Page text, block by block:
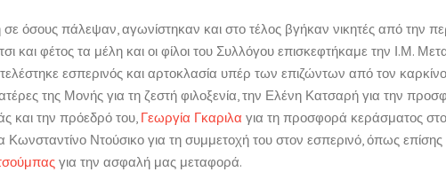
όσους πάλεψαν, αγωνίστηκαν και στο τέλος βγήκαν νικητές από την
και φέτος τα μέλη και οι φίλοι του Συλλόγου επισκεφτήκαμε την Ι.Μ.
εσπερινός και αρτοκλασία υπέρ των επιζώντων από τον
της Μονής για τη ζεστή φιλοξενία, την Ελένη Κατσαρή για την
και την πρόεδρό του, Γεωργία Γκαριλα για τη προσφορά κεράσματος
Ντούσικο για τη συμμετοχή του στον εσπερινό, όπως επίσης
για την ασφαλή μας μεταφορά.